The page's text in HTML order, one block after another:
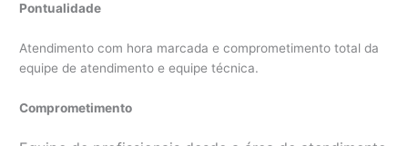
Pontualidade
Atendimento com hora marcada e comprometimento total da
equipe de atendimento e equipe técnica.
Comprometimento